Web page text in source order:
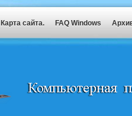
Карта сайта. FAQ Windows